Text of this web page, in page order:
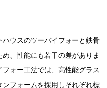
ウスのツーバイフォーと鉄骨
、性能にも若干の差がありま
ォー工法では、高性能グラス
フォームを採用しそれぞれ標